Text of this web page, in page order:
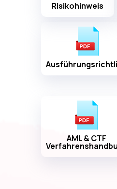
Risikohinweis
AML & CTF